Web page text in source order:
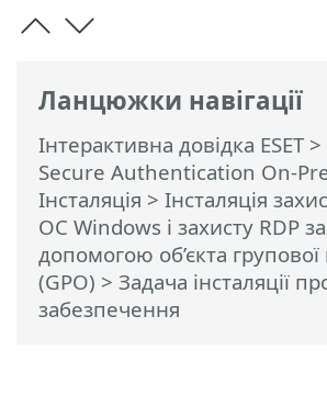
Ланцюжки навігації
Інтерактивна довідка ESET>
Secure Authentication On-
Інсталяція > Інсталяція
ОС Windows і захисту RDP за
допомогою об’єкта групової
(GPO) > Задача інсталяції
забезпечення